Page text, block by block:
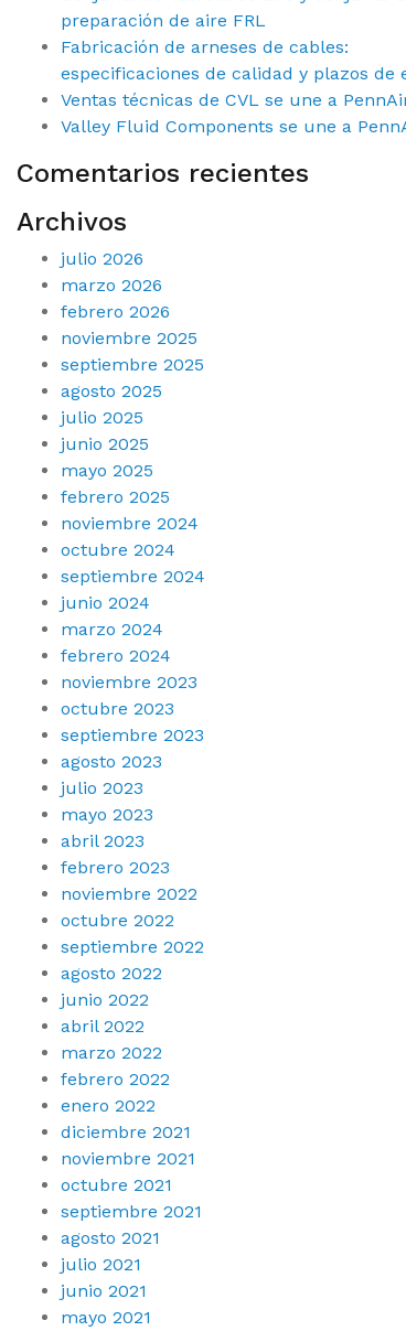
preparación de aire FRL
Fabricación de arneses de cables:
especificaciones de calidad y plazos de
Ventas técnicas de CVL se une a
Valley Fluid Components se une a
Comentarios recientes
Archivos
julio 2026
marzo 2026
febrero 2026
noviembre 2025
septiembre 2025
agosto 2025
julio 2025
junio 2025
mayo 2025
febrero 2025
noviembre 2024
octubre 2024
septiembre 2024
junio 2024
marzo 2024
febrero 2024
noviembre 2023
octubre 2023
septiembre 2023
agosto 2023
julio 2023
mayo 2023
abril 2023
febrero 2023
noviembre 2022
octubre 2022
septiembre 2022
agosto 2022
junio 2022
abril 2022
marzo 2022
febrero 2022
enero 2022
diciembre 2021
noviembre 2021
octubre 2021
septiembre 2021
agosto 2021
julio 2021
junio 2021
mayo 2021